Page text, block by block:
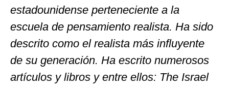
estadounidense perteneciente a la
escuela de pensamiento realista. Ha sido
descrito como el realista más influyente
de su generación. Ha escrito numerosos
artículos y libros y entre ellos: The Israel